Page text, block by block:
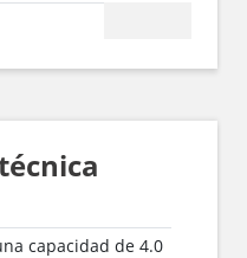
capacidad de 4.0